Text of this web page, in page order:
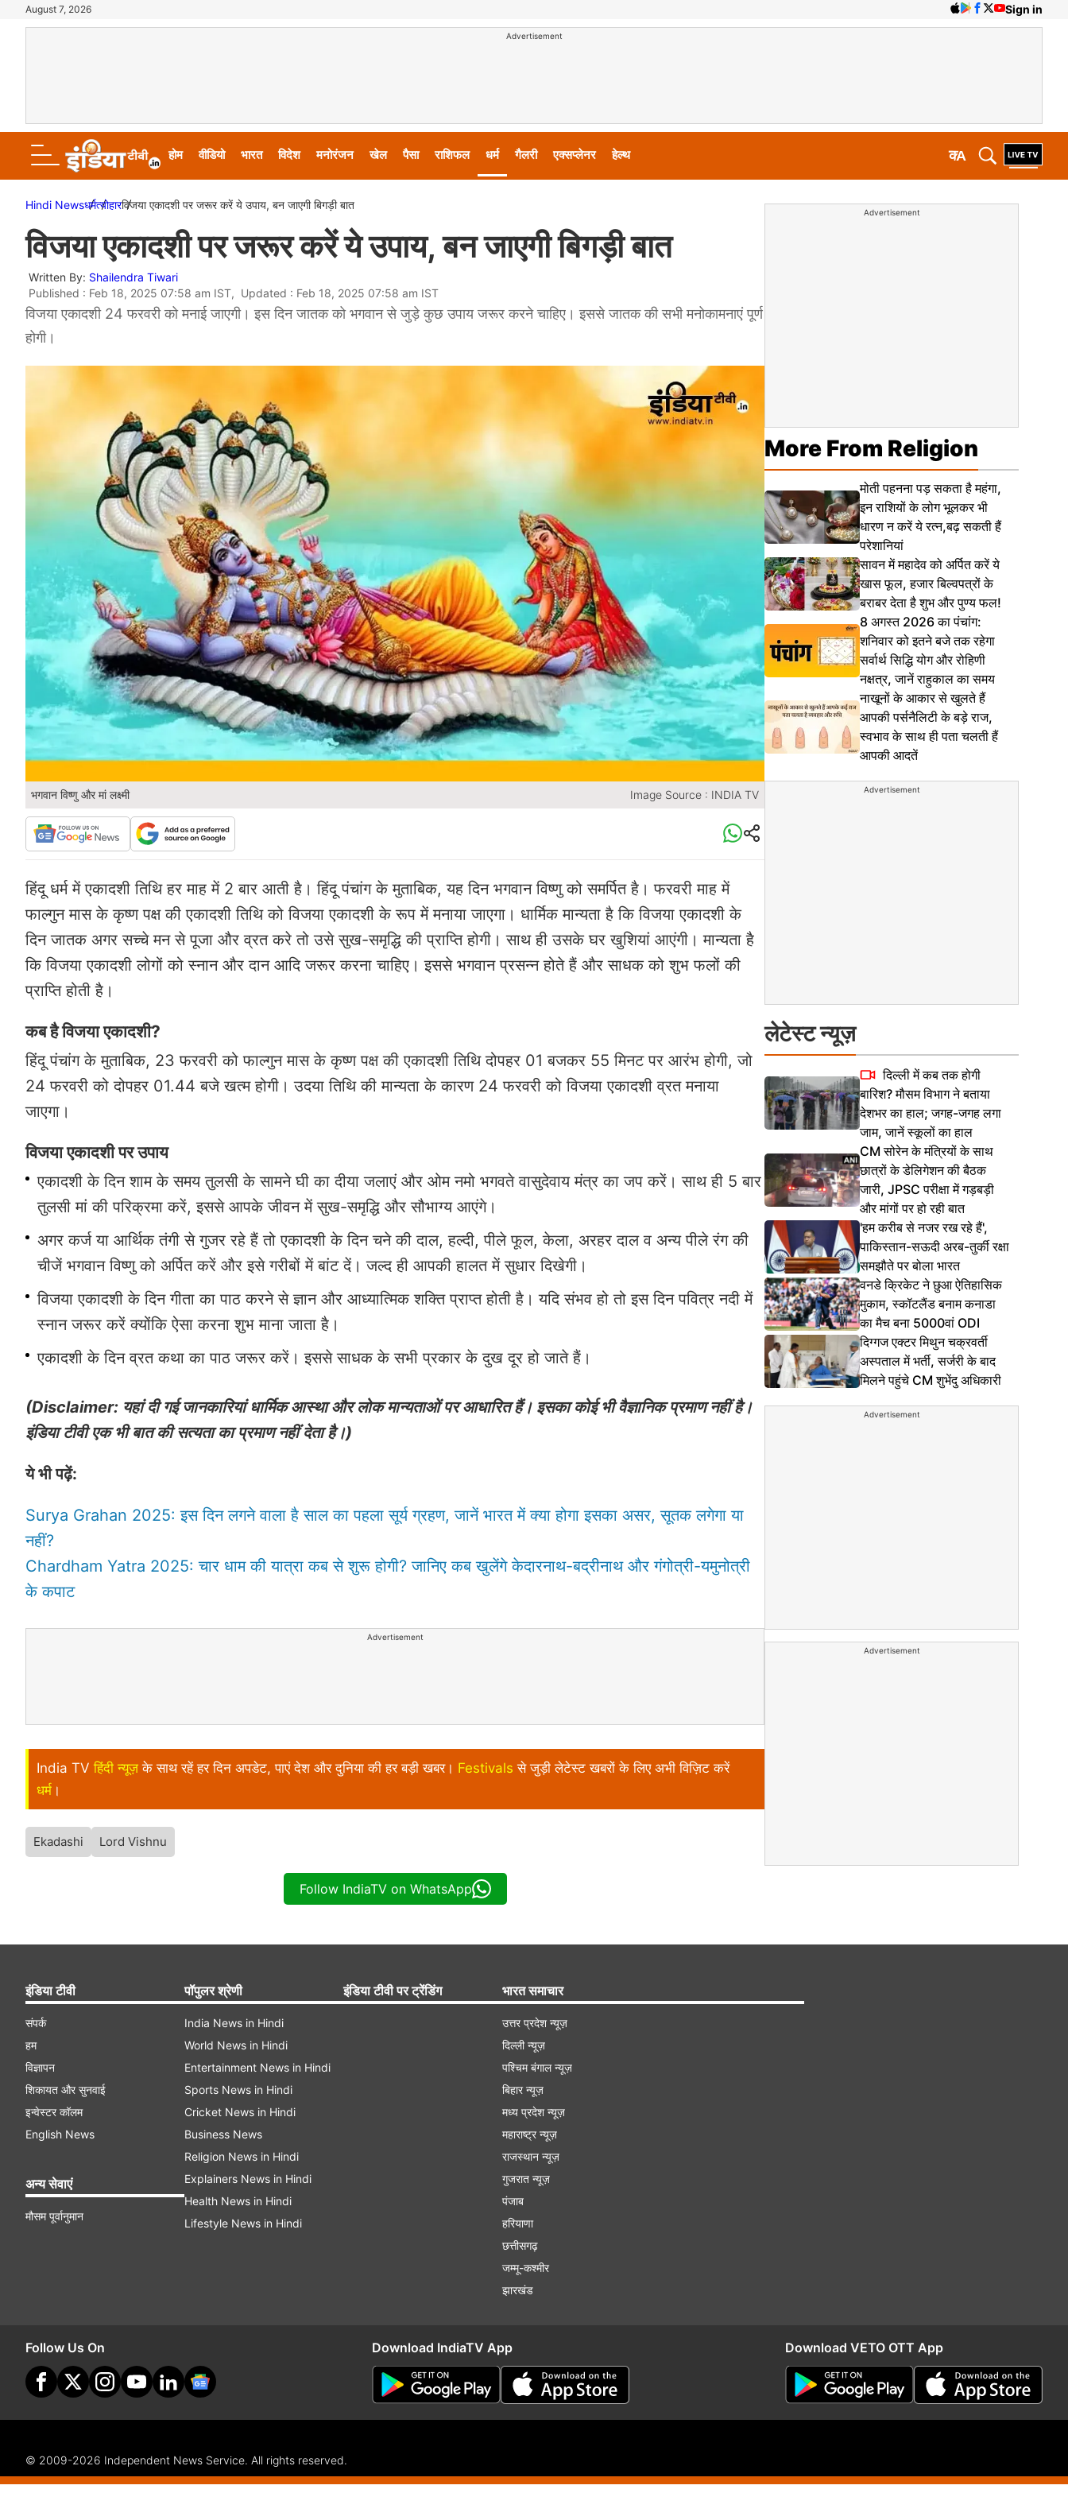
August 7, 2026 Sign in
Advertisement
होम वीडियो भारत विदेश मनोरंजन खेल पैसा राशिफल धर्म गैलरी एक्सप्लेनर हेल्थ A
क
Hindi Newsधर्मत्योहारविजया एकादशी पर जरूर करें ये उपाय, बन जाएगी बिगड़ी बात
विजया एकादशी पर जरूर करें ये उपाय, बन जाएगी बिगड़ी बात
Written By: Shailendra Tiwari
Published : Feb 18, 2025 07:58 am IST, Updated : Feb 18, 2025 07:58 am IST
विजया एकादशी 24 फरवरी को मनाई जाएगी। इस दिन जातक को भगवान से जुड़े कुछ उपाय जरूर करने चाहिए। इससे जातक की सभी मनोकामनाएं पूर्ण
होगी।
भगवान विष्णु और मां लक्ष्मी Image Source : INDIA TV
हिंदू धर्म में एकादशी तिथि हर माह में 2 बार आती है। हिंदू पंचांग के मुताबिक, यह दिन भगवान विष्णु को समर्पित है। फरवरी माह में
फाल्गुन मास के कृष्ण पक्ष की एकादशी तिथि को विजया एकादशी के रूप में मनाया जाएगा। धार्मिक मान्यता है कि विजया एकादशी के
दिन जातक अगर सच्चे मन से पूजा और व्रत करे तो उसे सुख-समृद्धि की प्राप्ति होगी। साथ ही उसके घर खुशियां आएंगी। मान्यता है
कि विजया एकादशी लोगों को स्नान और दान आदि जरूर करना चाहिए। इससे भगवान प्रसन्न होते हैं और साधक को शुभ फलों की
प्राप्ति होती है।
कब है विजया एकादशी?
हिंदू पंचांग के मुताबिक, 23 फरवरी को फाल्गुन मास के कृष्ण पक्ष की एकादशी तिथि दोपहर 01 बजकर 55 मिनट पर आरंभ होगी, जो
24 फरवरी को दोपहर 01.44 बजे खत्म होगी। उदया तिथि की मान्यता के कारण 24 फरवरी को विजया एकादशी व्रत मनाया
जाएगा।
विजया एकादशी पर उपाय
एकादशी के दिन शाम के समय तुलसी के सामने घी का दीया जलाएं और ओम नमो भगवते वासुदेवाय मंत्र का जप करें। साथ ही 5 बार
तुलसी मां की परिक्रमा करें, इससे आपके जीवन में सुख-समृद्धि और सौभाग्य आएंगे।
अगर कर्ज या आर्थिक तंगी से गुजर रहे हैं तो एकादशी के दिन चने की दाल, हल्दी, पीले फूल, केला, अरहर दाल व अन्य पीले रंग की
चीजें भगवान विष्णु को अर्पित करें और इसे गरीबों में बांट दें। जल्द ही आपकी हालत में सुधार दिखेगी।
विजया एकादशी के दिन गीता का पाठ करने से ज्ञान और आध्यात्मिक शक्ति प्राप्त होती है। यदि संभव हो तो इस दिन पवित्र नदी में
स्नान जरूर करें क्योंकि ऐसा करना शुभ माना जाता है।
एकादशी के दिन व्रत कथा का पाठ जरूर करें। इससे साधक के सभी प्रकार के दुख दूर हो जाते हैं।
(Disclaimer: यहां दी गई जानकारियां धार्मिक आस्था और लोक मान्यताओं पर आधारित हैं। इसका कोई भी वैज्ञानिक प्रमाण नहीं है।
इंडिया टीवी एक भी बात की सत्यता का प्रमाण नहीं देता है।)
ये भी पढ़ें:
Surya Grahan 2025: इस दिन लगने वाला है साल का पहला सूर्य ग्रहण, जानें भारत में क्या होगा इसका असर, सूतक लगेगा या
नहीं?
Chardham Yatra 2025: चार धाम की यात्रा कब से शुरू होगी? जानिए कब खुलेंगे केदारनाथ-बद्रीनाथ और गंगोत्री-यमुनोत्री
के कपाट
Advertisement
India TV हिंदी न्यूज़ के साथ रहें हर दिन अपडेट, पाएं देश और दुनिया की हर बड़ी खबर। Festivals से जुड़ी लेटेस्ट खबरों के लिए अभी विज़िट करें
धर्म ।
Ekadashi Lord Vishnu
Follow IndiaTV on WhatsApp
Advertisement
More From Religion
मोती पहनना पड़ सकता है महंगा,
इन राशियों के लोग भूलकर भी
धारण न करें ये रत्न,बढ़ सकती हैं
परेशानियां
सावन में महादेव को अर्पित करें ये
खास फूल, हजार बिल्वपत्रों के
बराबर देता है शुभ और पुण्य फल!
8 अगस्त 2026 का पंचांग:
शनिवार को इतने बजे तक रहेगा
सर्वार्थ सिद्धि योग और रोहिणी
नक्षत्र, जानें राहुकाल का समय
नाखूनों के आकार से खुलते हैं
आपकी पर्सनैलिटी के बड़े राज,
स्वभाव के साथ ही पता चलती हैं
आपकी आदतें
Advertisement
लेटेस्ट न्यूज़
दिल्ली में कब तक होगी
बारिश? मौसम विभाग ने बताया
देशभर का हाल; जगह-जगह लगा
जाम, जानें स्कूलों का हाल
CM सोरेन के मंत्रियों के साथ
छात्रों के डेलिगेशन की बैठक
जारी, JPSC परीक्षा में गड़बड़ी
और मांगों पर हो रही बात
'हम करीब से नजर रख रहे हैं',
पाकिस्तान-सऊदी अरब-तुर्की रक्षा
समझौते पर बोला भारत
वनडे क्रिकेट ने छुआ ऐतिहासिक
मुकाम, स्कॉटलैंड बनाम कनाडा
का मैच बना 5000वां ODI
दिग्गज एक्टर मिथुन चक्रवर्ती
अस्पताल में भर्ती, सर्जरी के बाद
मिलने पहुंचे CM शुभेंदु अधिकारी
Advertisement
Advertisement
इंडिया टीवी
संपर्क
हम
विज्ञापन
शिकायत और सुनवाई
इन्वेस्टर कॉलम
English News
अन्य सेवाएं
मौसम पूर्वानुमान
पॉपुलर श्रेणी
India News in Hindi
World News in Hindi
Entertainment News in Hindi
Sports News in Hindi
Cricket News in Hindi
Business News
Religion News in Hindi
Explainers News in Hindi
Health News in Hindi
Lifestyle News in Hindi
इंडिया टीवी पर ट्रेंडिंग भारत समाचार
उत्तर प्रदेश न्यूज़
दिल्ली न्यूज़
पश्चिम बंगाल न्यूज़
बिहार न्यूज़
मध्य प्रदेश न्यूज़
महाराष्ट्र न्यूज़
राजस्थान न्यूज़
गुजरात न्यूज़
पंजाब
हरियाणा
छत्तीसगढ़
जम्मू-कश्मीर
झारखंड
Follow Us On Download IndiaTV App Download VETO OTT App
© 2009-2026 Independent News Service. All rights reserved.
Site Map
Terms Of Use Privacy Policy CSR Policy Complaint Redressal RSS RIO Distribution